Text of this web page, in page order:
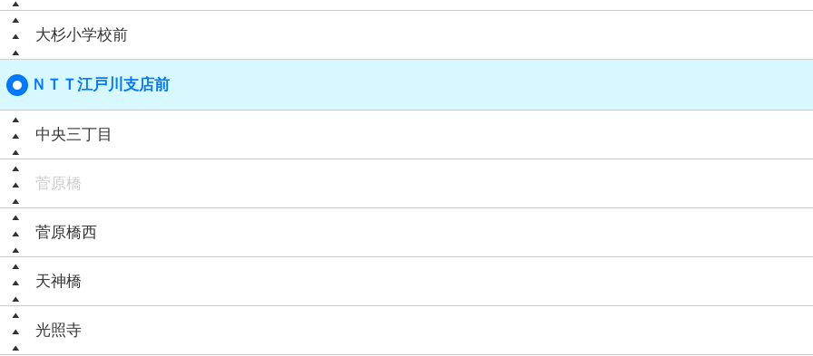
大杉小学校前
ＮＴＴ江戸川支店前
中央三丁目
菅原橋
菅原橋西
天神橋
光照寺